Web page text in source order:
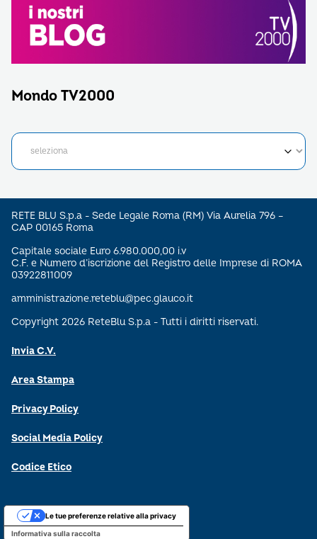
Mondo TV2000
RETE BLU S.p.a - Sede Legale Roma (RM) Via Aurelia 796 –
CAP 00165 Roma
Capitale sociale Euro 6.980.000,00 i.v
C.F. e Numero d’iscrizione del Registro delle Imprese di ROMA
03922811009
amministrazione.reteblu@pec.glauco.it
Copyright 2026 ReteBlu S.p.a - Tutti i diritti riservati.
Invia C.V.
Area Stampa
Privacy Policy
Social Media Policy
Codice Etico
Informativa sulla raccolta
Le tue preferenze relative alla privacy